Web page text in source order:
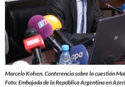
Marcelo Kohen. Conferencia sobre la cuestión
Foto: Embajada de la República Argentina en